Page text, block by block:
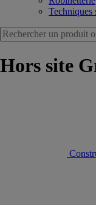
Techniques
Hors site